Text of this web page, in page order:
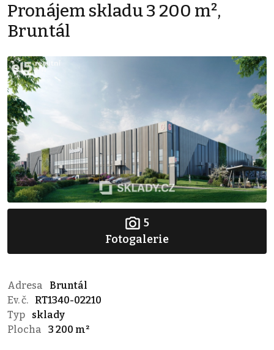
Pronájem skladu 3 200 m²,
Bruntál
5
Fotogalerie
Adresa
Bruntál
Ev. č.
RT1340-02210
Typ
sklady
Plocha
3 200 m²